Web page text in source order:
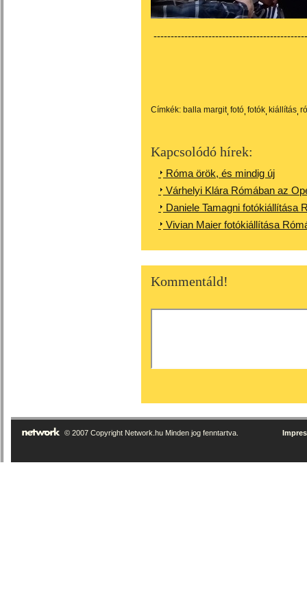
Címkék: balla margit fotó fotók kiállítás
Kapcsolódó hírek:
Róma örök, és mindig új
Várhelyi Klára Rómában az
Daniele Tamagni fotókiállítása
Vivian Maier fotókiállítása
Kommentáld!
© 2007 Copyright Network.hu Minden jog fenntartva.